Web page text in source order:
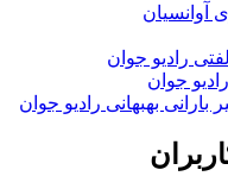
آوانسیان
رادیو جوان
جوان
بارانی بهبهانی رادیو جوان